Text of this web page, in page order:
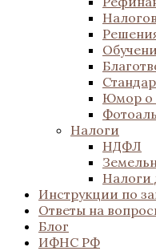
Юмор о
Налоги
НДФЛ
Налоги
Инструкции по
Ответы на
Блог
ИФНС РФ